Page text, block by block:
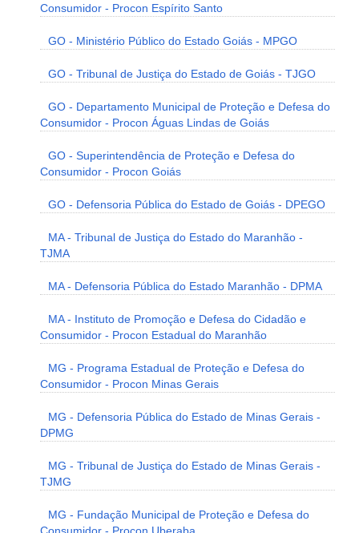
Consumidor - Procon Espírito Santo
GO - Ministério Público do Estado Goiás - MPGO
GO - Tribunal de Justiça do Estado de Goiás - TJGO
GO - Departamento Municipal de Proteção e Defesa do
Consumidor - Procon Águas Lindas de Goiás
GO - Superintendência de Proteção e Defesa do
Consumidor - Procon Goiás
GO - Defensoria Pública do Estado de Goiás - DPEGO
MA - Tribunal de Justiça do Estado do Maranhão -
TJMA
MA - Defensoria Pública do Estado Maranhão - DPMA
MA - Instituto de Promoção e Defesa do Cidadão e
Consumidor - Procon Estadual do Maranhão
MG - Programa Estadual de Proteção e Defesa do
Consumidor - Procon Minas Gerais
MG - Defensoria Pública do Estado de Minas Gerais -
DPMG
MG - Tribunal de Justiça do Estado de Minas Gerais -
TJMG
MG - Fundação Municipal de Proteção e Defesa do